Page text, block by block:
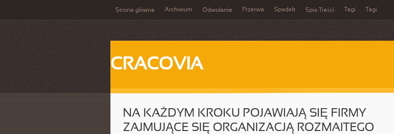
Strona główna Archiwum Odwołanie Przerwa Spadek Spis Treści Tagi Tagi
CRACOVIA
NA KAŻDYM KROKU POJAWIAJĄ SIĘ FIRMY
ZAJMUJĄCE SIĘ ORGANIZACJĄ ROZMAITEGO